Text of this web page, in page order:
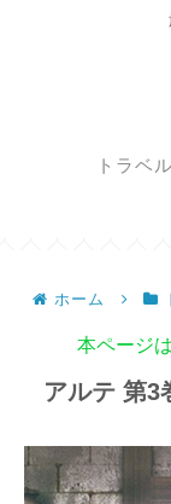
トラベル
ホーム
本ページ
アルテ 第3